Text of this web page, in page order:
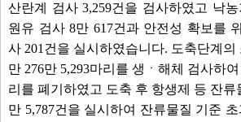
산란계 검사 3,259건을 검사하였고 낙
원유 검사 8만 617건과 안전성 확보를
사 201건을 실시하였습니다. 도축단계
만 276만 5,293마리를 생ㆍ해체 검사하
리를 폐기하였고 도축 후 항생제 등 잔류
만 5,787건을 실시하여 잔류물질 기준